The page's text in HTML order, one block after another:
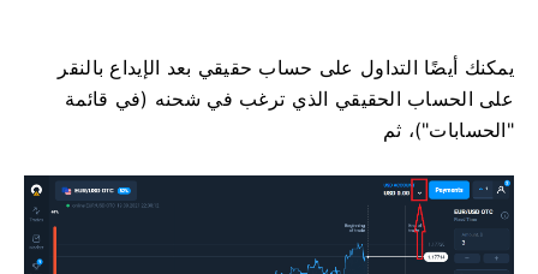
يمكنك أيضًا التداول على حساب حقيقي بعد الإيداع بالنقر
على الحساب الحقيقي الذي ترغب في شحنه (في قائمة
"الحسابات")، ثم